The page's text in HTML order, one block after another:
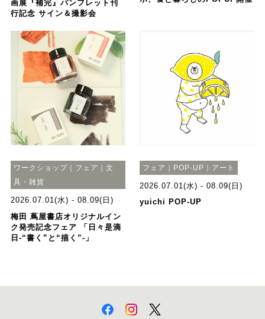
画展『補完』パンフレット刊
行記念 サイン＆撮影会
ワークショップ｜フェア｜文
具・雑貨
2026.07.01(水) - 08.09(日)
梅田 蔦屋書店オリジナルイン
ク発売記念フェア 「日々是滴
日-“書く”と“描く”-」
フェア｜POP-UP｜アート
2026.07.01(水) - 08.09(日)
yuichi POP-UP